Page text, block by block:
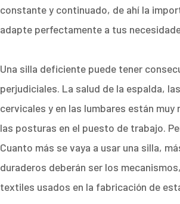
constante y continuado, de ahí la
adapte perfectamente a tus
Una silla deficiente puede tener
perjudiciales. La salud de la espalda,
cervicales y en las lumbares están muy
las posturas en el puesto de trabajo.
Cuanto más se vaya a usar una silla,
duraderos deberán ser los
textiles usados en la fabricación de